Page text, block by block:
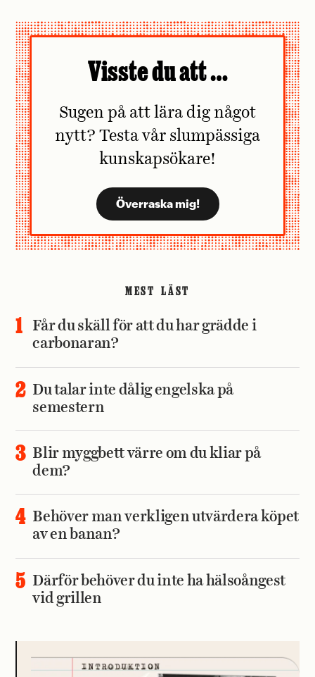
Visste du att …
Sugen på att lära dig något
nytt? Testa vår slumpässiga
kunskapsökare!
MEST LÄST
Får du skäll för att du har grädde i
carbonaran?
Du talar inte dålig engelska på
semestern
Blir myggbett värre om du kliar på
dem?
Behöver man verkligen utvärdera köpet
av en banan?
Därför behöver du inte ha hälsoångest
vid grillen